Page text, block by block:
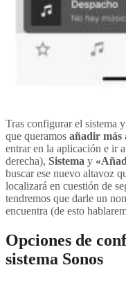
Tras configurar el sistema
que queramos añadir más
entrar en la aplicación e ir
derecha), Sistema y
buscar ese nuevo altavoz
localizará en cuestión de
tendremos que darle un
encuentra (de esto
Opciones de
sistema Sonos